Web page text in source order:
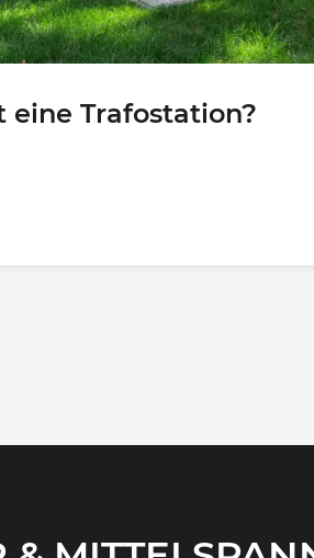
eine Trafostation?